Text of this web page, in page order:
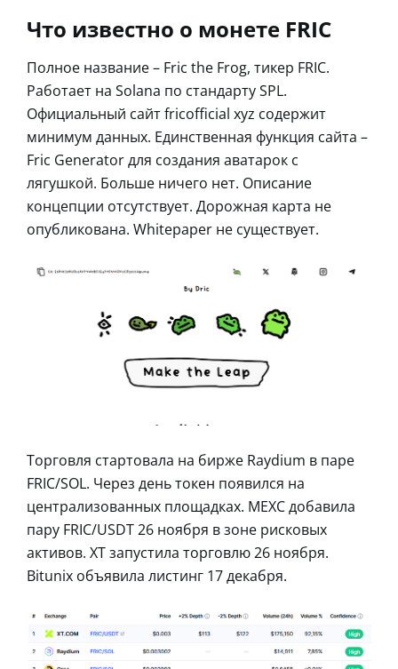
Что известно о монете FRIC
Полное название – Fric the Frog, тикер FRIC.
Работает на Solana по стандарту SPL.
Официальный сайт fricofficial xyz содержит
минимум данных. Единственная функция сайта –
Fric Generator для создания аватарок с
лягушкой. Больше ничего нет. Описание
концепции отсутствует. Дорожная карта не
опубликована. Whitepaper не существует.
Торговля стартовала на бирже Raydium в паре
FRIC/SOL. Через день токен появился на
централизованных площадках. MEXC добавила
пару FRIC/USDT 26 ноября в зоне рисковых
активов. XT запустила торговлю 26 ноября.
Bitunix объявила листинг 17 декабря.